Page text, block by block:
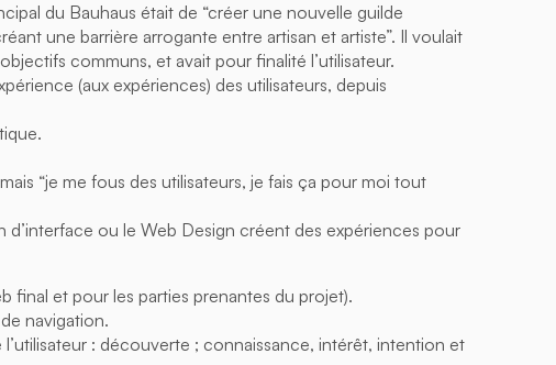
du Bauhaus était de “créer une nouvelle guilde
une barrière arrogante entre artisan et artiste”. Il voulait
communs, et avait pour finalité l’utilisateur.
(aux expériences) des utilisateurs, depuis
“je me fous des utilisateurs, je fais ça pour moi tout
d’interface ou le Web Design créent des expériences pour
final et pour les parties prenantes du projet).
navigation.
: découverte ; connaissance, intérêt, intention et